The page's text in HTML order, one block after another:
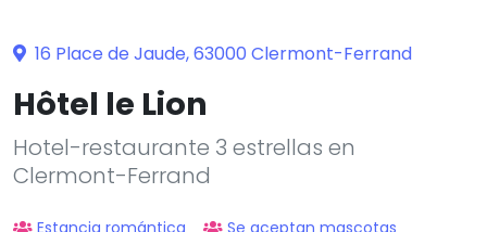
16 Place de Jaude, 63000 Clermont-Ferrand
Hôtel le Lion
Hotel-restaurante 3 estrellas en
Clermont-Ferrand
Estancia romántica
Se aceptan mascotas